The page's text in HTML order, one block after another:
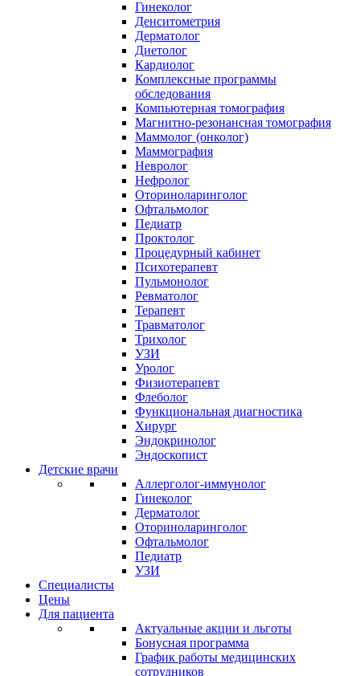
Гинеколог
Денситометрия
Дерматолог
Диетолог
Кардиолог
Комплексные программы
обследования
Компьютерная томография
Магнитно-резонансная томография
Маммолог (онколог)
Маммография
Невролог
Нефролог
Оториноларинголог
Офтальмолог
Педиатр
Проктолог
Процедурный кабинет
Психотерапевт
Пульмонолог
Ревматолог
Терапевт
Травматолог
Трихолог
УЗИ
Уролог
Физиотерапевт
Флеболог
Функциональная диагностика
Хирург
Эндокринолог
Эндоскопист
Детские врачи
Аллерголог-иммунолог
Гинеколог
Дерматолог
Оториноларинголог
Офтальмолог
Педиатр
УЗИ
Специалисты
Цены
Для пациента
Актуальные акции и льготы
Бонусная программа
График работы медицинских
сотрудников